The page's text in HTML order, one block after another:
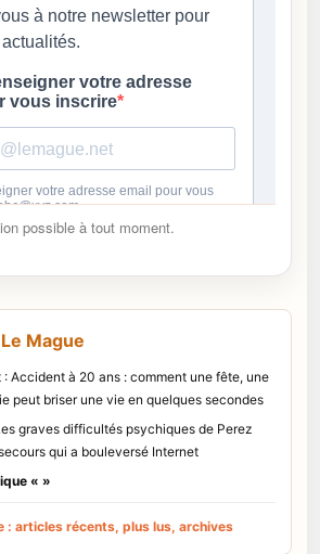
possible à tout moment.
Mague
Accident à 20 ans : comment une fête, une
peut briser une vie en quelques secondes
graves difficultés psychiques de Perez
qui a bouleversé Internet
« »
: articles récents, plus lus, archives